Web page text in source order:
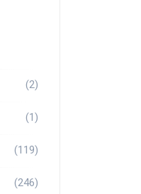
(2)
(1)
(119)
(246)